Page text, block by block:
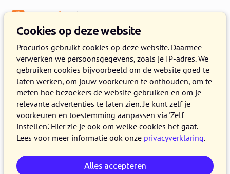
Cookies op deze website
Procurios gebruikt cookies op deze website. Daarmee
verwerken we persoonsgegevens, zoals je IP-adres. We
gebruiken cookies bijvoorbeeld om de website goed te
laten werken, om jouw voorkeuren te onthouden, om te
meten hoe bezoekers de website gebruiken en om je
relevante advertenties te laten zien. Je kunt zelf je
voorkeuren en toestemming aanpassen via 'Zelf
instellen'. Hier zie je ook om welke cookies het gaat.
Lees voor meer informatie ook onze privacyverklaring.
Alles accepteren
WEBLOG
Artikelen over automatiseren